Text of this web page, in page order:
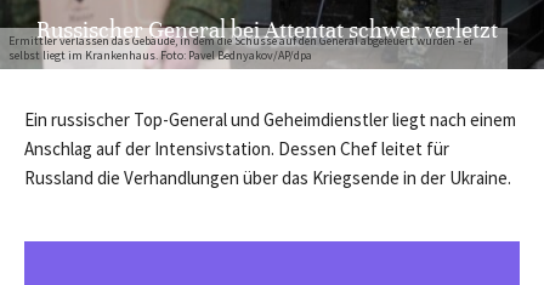
Ermittler verlassen das Gebäude, in dem die Schüsse auf den General abgefeuert wurden - er
selbst liegt im Krankenhaus. Foto: Pavel Bednyakov/AP/dpa
Russischer General bei Attentat schwer verletzt
Ein russischer Top-General und Geheimdienstler liegt nach einem
Anschlag auf der Intensivstation. Dessen Chef leitet für
Russland die Verhandlungen über das Kriegsende in der Ukraine.